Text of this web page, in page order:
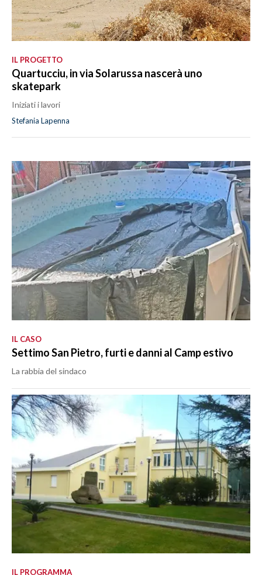
IL PROGETTO
Quartucciu, in via Solarussa nascerà uno
skatepark
Iniziati i lavori
Stefania Lapenna
IL CASO
Settimo San Pietro, furti e danni al Camp estivo
La rabbia del sindaco
IL PROGRAMMA